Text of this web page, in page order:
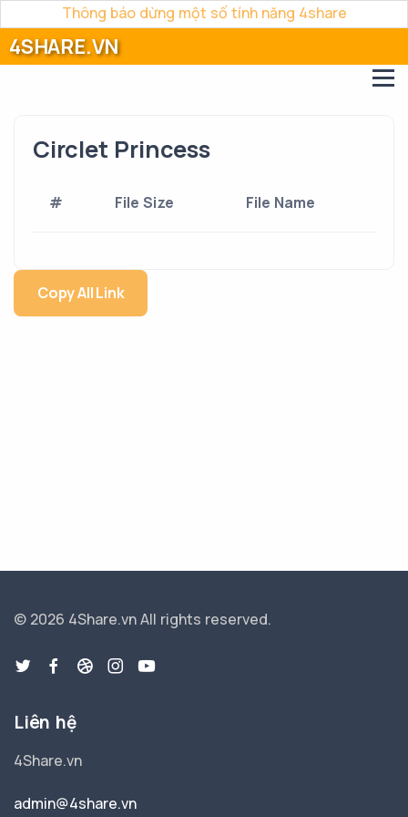
Thông báo dừng một số tính năng 4share
4SHARE.VN
Circlet Princess
# File Size File Name
Copy All Link
© 2026 4Share.vnAll rights reserved.
Liên hệ
4Share.vn
admin@4share.vn